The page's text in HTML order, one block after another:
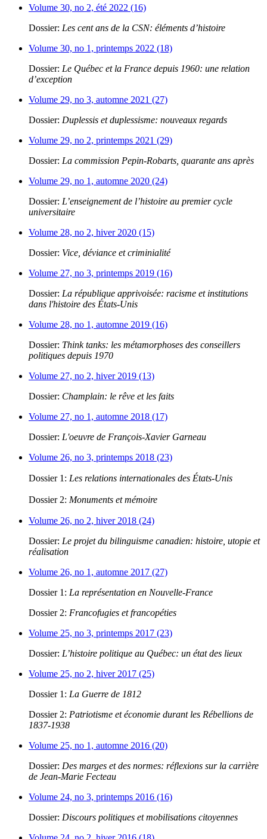
Volume 30, no 2, été 2022 (16)
Dossier: Les cent ans de la CSN: éléments d’histoire
Volume 30, no 1, printemps 2022 (18)
Dossier: Le Québec et la France depuis 1960: une relation
d’exception
Volume 29, no 3, automne 2021 (27)
Dossier: Duplessis et duplessisme: nouveaux regards
Volume 29, no 2, printemps 2021 (29)
Dossier: La commission Pepin-Robarts, quarante ans après
Volume 29, no 1, automne 2020 (24)
Dossier: L’enseignement de l’histoire au premier cycle
universitaire
Volume 28, no 2, hiver 2020 (15)
Dossier: Vice, déviance et criminialité
Volume 27, no 3, printemps 2019 (16)
Dossier: La république apprivoisée: racisme et institutions
dans l'histoire des États-Unis
Volume 28, no 1, automne 2019 (16)
Dossier: Think tanks: les métamorphoses des conseillers
politiques depuis 1970
Volume 27, no 2, hiver 2019 (13)
Dossier: Champlain: le rêve et les faits
Volume 27, no 1, automne 2018 (17)
Dossier: L'oeuvre de François-Xavier Garneau
Volume 26, no 3, printemps 2018 (23)
Dossier 1: Les relations internationales des États-Unis
Dossier 2: Monuments et mémoire
Volume 26, no 2, hiver 2018 (24)
Dossier: Le projet du bilinguisme canadien: histoire, utopie et
réalisation
Volume 26, no 1, automne 2017 (27)
Dossier 1: La représentation en Nouvelle-France
Dossier 2: Francofugies et francopéties
Volume 25, no 3, printemps 2017 (23)
Dossier: L’histoire politique au Québec: un état des lieux
Volume 25, no 2, hiver 2017 (25)
Dossier 1: La Guerre de 1812
Dossier 2: Patriotisme et économie durant les Rébellions de
1837-1938
Volume 25, no 1, automne 2016 (20)
Dossier: Des marges et des normes: réflexions sur la carrière
de Jean-Marie Fecteau
Volume 24, no 3, printemps 2016 (16)
Dossier: Discours politiques et mobilisations citoyennes